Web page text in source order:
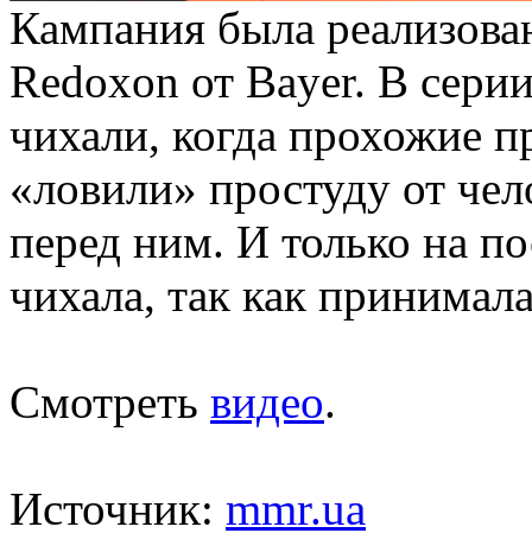
Кампания была
Redoxon от Bayer. В
чихали, когда прохожие
«ловили» простуду от
перед ним. И только на
чихала, так как
Смотреть видео.
Источник: mmr.ua